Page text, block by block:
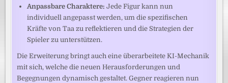
Anpassbare Charaktere: Jede Figur kann nun
individuell angepasst werden, um die spezifischen
Kräfte von Taa zu reflektieren und die Strategien der
Spieler zu unterstützen.
Die Erweiterung bringt auch eine überarbeitete KI-Mechanik
mit sich, welche die neuen Herausforderungen und
Begegnungen dynamisch gestaltet. Gegner reagieren nun